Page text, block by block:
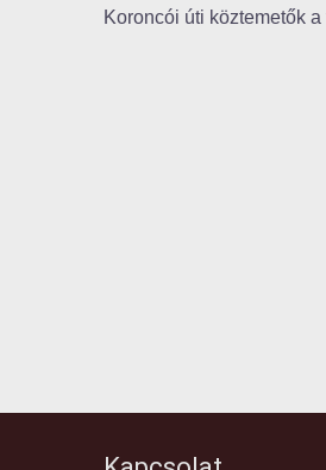
Koroncói úti köztemetők